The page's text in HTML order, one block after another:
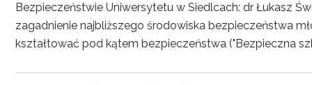
Bezpieczeństwie Uniwersytetu w Siedlcach: dr Łukasz
zagadnienie najbliższego środowiska bezpieczeństwa
kształtować pod kątem bezpieczeństwa ("Bezpieczna